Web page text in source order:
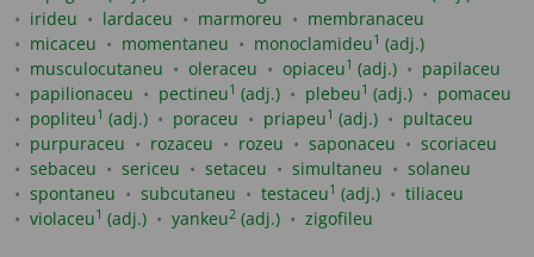
irideu
lardaceu marmoreu
membranaceu
micaceu
momentaneu monoclamideu1 (adj.)
musculocutaneu
oleraceu opiaceu1 (adj.)
papilaceu
papilionaceu
pectineu1 (adj.) plebeu1 (adj.)
pomaceu
popliteu1 (adj.) poraceu priapeu1 (adj.)
pultaceu
purpuraceu
rozaceu rozeu saponaceu
scoriaceu
sebaceu
sericeu setaceu simultaneu
solaneu
spontaneu
subcutaneu testaceu1 (adj.)
tiliaceu
violaceu1 (adj.) yankeu2 (adj.) zigofileu